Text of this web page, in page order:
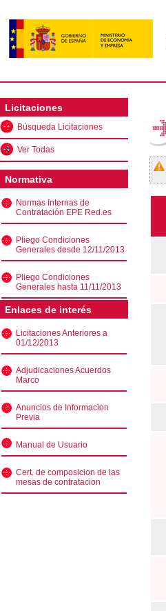
Licitaciones
Búsqueda Licitaciones
Ver Todas
Normativa
Normas Internas de
Contratación EPE Red.es
Pliego Condiciones
Generales desde 12/11/2013
Pliego Condiciones
Generales hasta 11/11/2013
Enlaces de interés
Licitaciones Anteriores a
01/12/2013
Adjudicaciones Acuerdos
Marco
Anuncios de Informacion
Previa
Manual de Usuario
Cert. de composicion de las
mesas de contratacion